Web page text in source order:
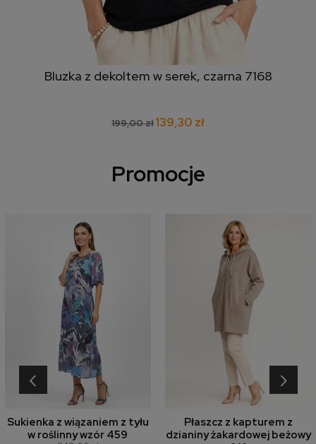
Bluzka z dekoltem w serek, czarna 7168
199,00 zł139,30 zł
Promocje
Sukienka z wiązaniem z tyłu
w roślinny wzór 459
Płaszcz z kapturem z
dzianiny żakardowej beżowy
‹ ›